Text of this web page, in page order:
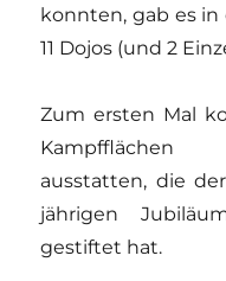
konnten, gab es in
11 Dojos (und 2
Zum ersten Mal
Kampfflächen
ausstatten, die
jährigen
gestiftet hat.